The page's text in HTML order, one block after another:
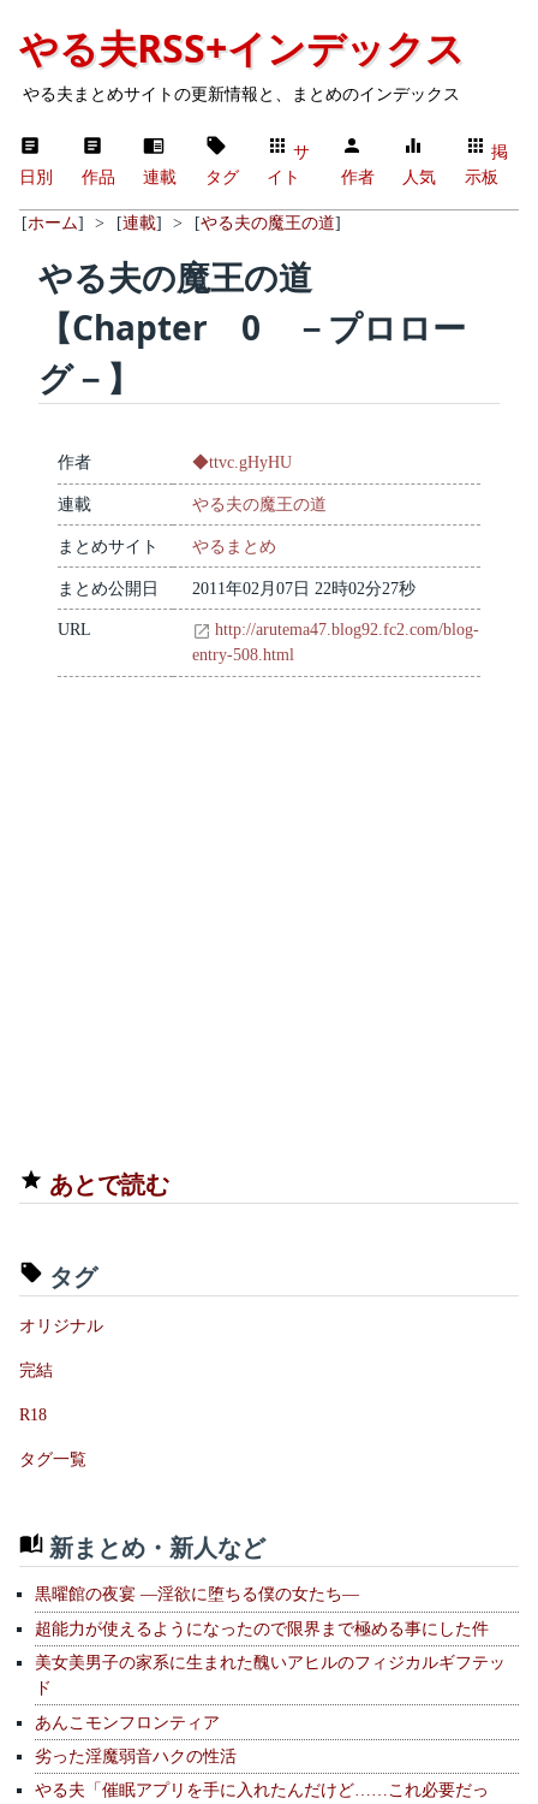
やる夫RSS+インデックス
やる夫まとめサイトの更新情報と、まとめのインデックス
日別 作品 連載 タグ
サ
イト
作者 人気
掲
示板
[ホーム] > [連載] > [やる夫の魔王の道]
やる夫の魔王の道
【Chapter 0 －プロロー
グ－】
作者 ◆ttvc.gHyHU
連載 やる夫の魔王の道
まとめサイト やるまとめ
まとめ公開日 2011年02月07日 22時02分27秒
URL
http://arutema47.blog92.fc2.com/blog-
entry-508.html
あとで読む
タグ
オリジナル
完結
R18
タグ一覧
新まとめ・新人など
黒曜館の夜宴 —淫欲に堕ちる僕の女たち—
超能力が使えるようになったので限界まで極める事にした件
美女美男子の家系に生まれた醜いアヒルのフィジカルギフテッ
ド
あんこモンフロンティア
劣った淫魔弱音ハクの性活
やる夫「催眠アプリを手に入れたんだけど……これ必要だっ